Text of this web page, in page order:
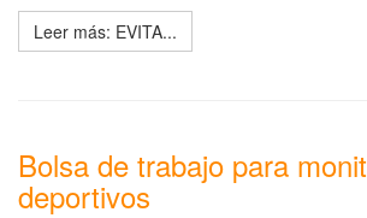
Leer más: EVITA...
Bolsa de trabajo para
deportivos